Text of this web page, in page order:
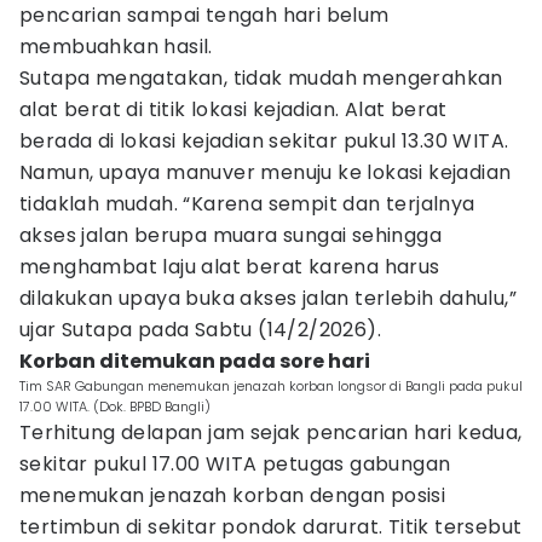
pencarian sampai tengah hari belum
membuahkan hasil.
Sutapa mengatakan, tidak mudah mengerahkan
alat berat di titik lokasi kejadian. Alat berat
berada di lokasi kejadian sekitar pukul 13.30 WITA.
Namun, upaya manuver menuju ke lokasi kejadian
tidaklah mudah. “Karena sempit dan terjalnya
akses jalan berupa muara sungai sehingga
menghambat laju alat berat karena harus
dilakukan upaya buka akses jalan terlebih dahulu,”
ujar Sutapa pada Sabtu (14/2/2026).
Korban ditemukan pada sore hari
Tim SAR Gabungan menemukan jenazah korban longsor di Bangli pada pukul
17.00 WITA. (Dok. BPBD Bangli)
Terhitung delapan jam sejak pencarian hari kedua,
sekitar pukul 17.00 WITA petugas gabungan
menemukan jenazah korban dengan posisi
tertimbun di sekitar pondok darurat. Titik tersebut